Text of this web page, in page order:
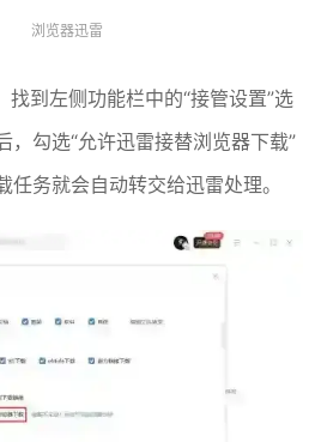
浏览器迅雷
到左侧功能栏中的“接管设置”选
，勾选“允许迅雷接替浏览器下载”
任务就会自动转交给迅雷处理。